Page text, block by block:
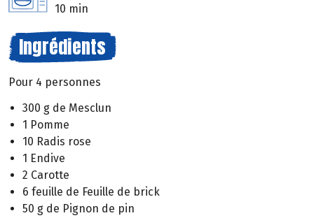
10 min
Ingrédients
Pour 4 personnes
300 g de Mesclun
1 Pomme
10 Radis rose
1 Endive
2 Carotte
6 feuille de Feuille de brick
50 g de Pignon de pin